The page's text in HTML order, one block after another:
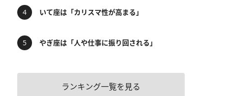
いて座は「カリスマ性が高まる」
やぎ座は「人や仕事に振り回される」
ランキング一覧を見る